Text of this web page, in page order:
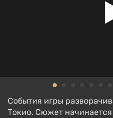
События игры
Токио. Сюжет